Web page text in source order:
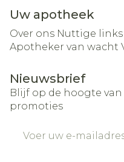
Uw apotheek
Over ons Nuttige links
Apotheker van wacht
Nieuwsbrief
Blijf op de hoogte
promoties